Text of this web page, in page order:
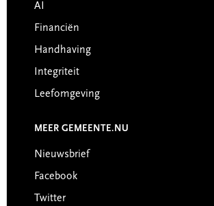
AI
Financiën
Handhaving
Integriteit
Leefomgeving
MEER GEMEENTE.NU
Nieuwsbrief
Facebook
Twitter